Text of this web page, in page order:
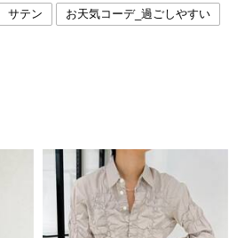
サテン お天気コーデ_過ごしやすい